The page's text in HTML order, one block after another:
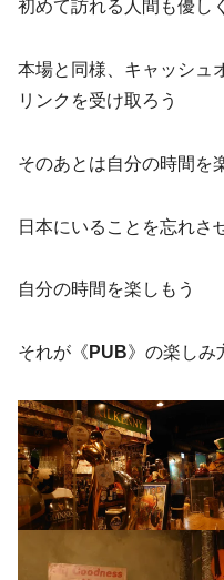
初めて訪れる人間も優し
本場と同様、キャッシュ
リンクを受け取ろう
そのあとは自分の時間を
日本にいることを忘れさ
自分の時間を楽しもう
それが《 PUB》の楽しみ